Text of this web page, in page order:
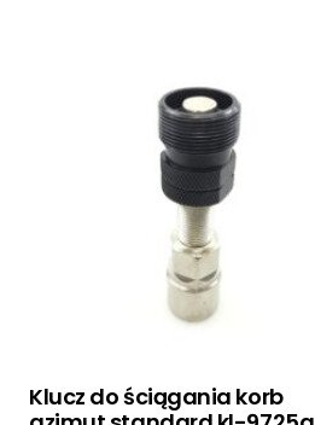
Klucz do ściągania korb